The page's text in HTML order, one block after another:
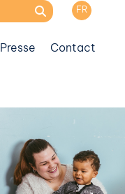
FR
Presse Contact